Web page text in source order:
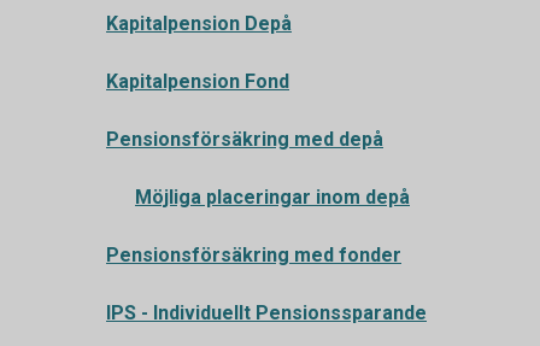
Kapitalpension Depå
Kapitalpension Fond
Pensionsförsäkring med depå
Möjliga placeringar inom depå
Pensionsförsäkring med fonder
IPS - Individuellt Pensionssparande